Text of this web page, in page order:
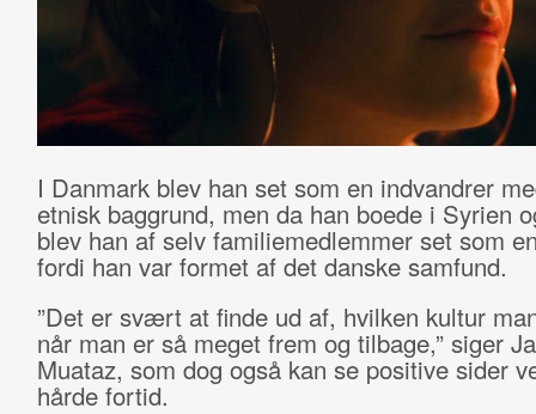
I Danmark blev han set som en indvandrer
etnisk baggrund, men da han boede i Syrien
blev han af selv familiemedlemmer set som
fordi han var formet af det danske samfund.
”Det er svært at finde ud af, hvilken kultur
når man er så meget frem og tilbage,” siger
Muataz, som dog også kan se positive sider
hårde fortid.